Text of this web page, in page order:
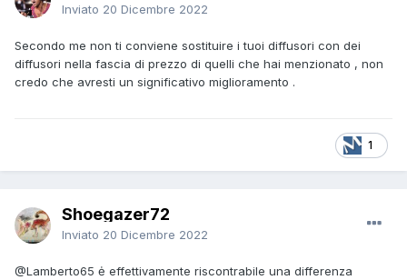
Inviato 20 Dicembre 2022
Secondo me non ti conviene sostituire i tuoi diffusori con dei
diffusori nella fascia di prezzo di quelli che hai menzionato , non
credo che avresti un significativo miglioramento .
1
Shoegazer72
Inviato 20 Dicembre 2022
@Lamberto65 ė effettivamente riscontrabile una differenza